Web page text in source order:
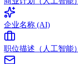
企业名称 (AI)
职位描述（人工智能）